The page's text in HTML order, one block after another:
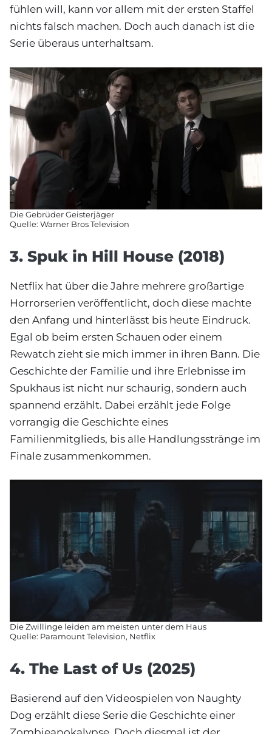
fühlen will, kann vor allem mit der ersten Staffel
nichts falsch machen. Doch auch danach ist die
Serie überaus unterhaltsam.
Die Gebrüder Geisterjäger
Quelle: Warner Bros Television
3. Spuk in Hill House (2018)
Netflix hat über die Jahre mehrere großartige
Horrorserien veröffentlicht, doch diese machte
den Anfang und hinterlässt bis heute Eindruck.
Egal ob beim ersten Schauen oder einem
Rewatch zieht sie mich immer in ihren Bann. Die
Geschichte der Familie und ihre Erlebnisse im
Spukhaus ist nicht nur schaurig, sondern auch
spannend erzählt. Dabei erzählt jede Folge
vorrangig die Geschichte eines
Familienmitglieds, bis alle Handlungsstränge im
Finale zusammenkommen.
Die Zwillinge leiden am meisten unter dem Haus
Quelle: Paramount Television, Netflix
4. The Last of Us (2025)
Basierend auf den Videospielen von Naughty
Dog erzählt diese Serie die Geschichte einer